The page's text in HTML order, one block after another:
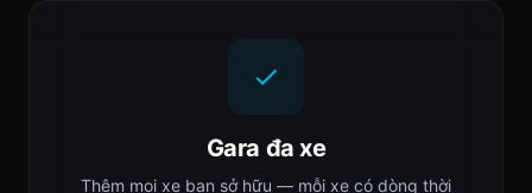
Gara đa xe
Thêm mọi xe bạn sở hữu — mỗi xe có dòng thời